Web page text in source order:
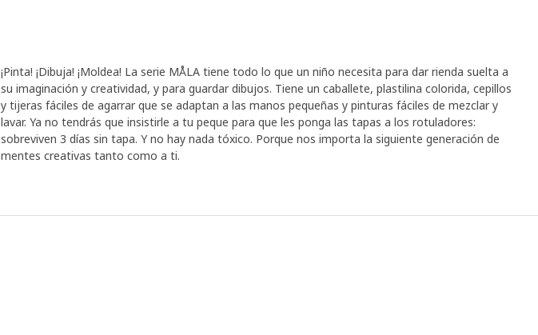
tuvimos en cuenta todo lo que nos dijeron y nos aseguramos de adaptar los productos a sus
necesidades".
Empezar es muy fácil
Aunque creamos la serie MÅLA hace muchos años, no deja de evolucionar y adaptarse a las
nuevas necesidades e ideas. Todas las partes deben ser fáciles de agarrar y usar en cualquier
una parte importante de su desarrollo. Les ayuda a crecer".
¡Pinta! ¡Dibuja! ¡Moldea! La serie MÅLA tiene todo lo que un niño necesita para dar rienda suelta a
su imaginación y creatividad, y para guardar dibujos. Tiene un caballete, plastilina colorida, cepillos
y tijeras fáciles de agarrar que se adaptan a las manos pequeñas y pinturas fáciles de mezclar y
lavar. Ya no tendrás que insistirle a tu peque para que les ponga las tapas a los rotuladores:
sobreviven 3 días sin tapa. Y no hay nada tóxico. Porque nos importa la siguiente generación de
mentes creativas tanto como a ti.